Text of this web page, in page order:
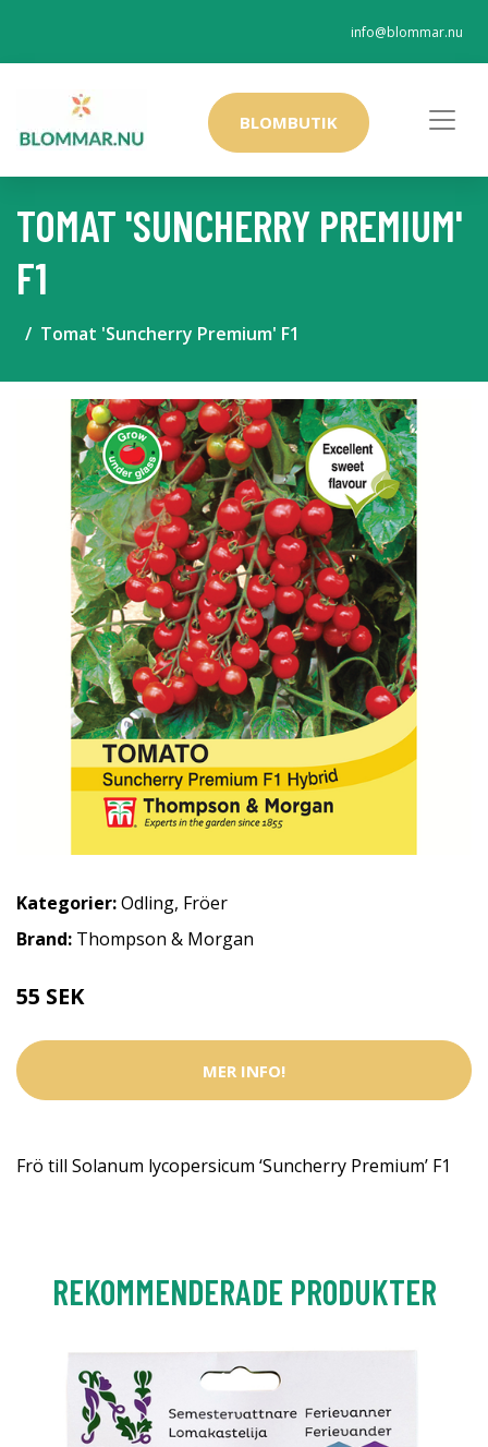
info@blommar.nu
BLOMBUTIK
TOMAT 'SUNCHERRY PREMIUM'
F1
Tomat 'Suncherry Premium' F1
Kategorier:Odling, Fröer
Brand: Thompson & Morgan
55 SEK
MER INFO!
Frö till Solanum lycopersicum ‘Suncherry Premium’ F1
REKOMMENDERADE PRODUKTER